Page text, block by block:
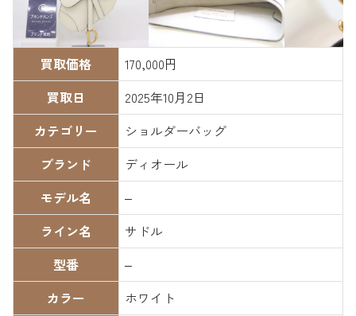
買取価格
170,000円
買取日
2025年10月2日
カテゴリー
ショルダーバッグ
ブランド
ディオール
モデル名
–
ライン名
サドル
型番
–
カラー
ホワイト